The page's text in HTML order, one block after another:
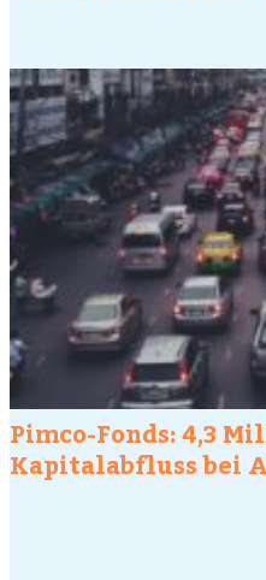
Pimco-Fonds: 4,3
Kapitalabfluss bei